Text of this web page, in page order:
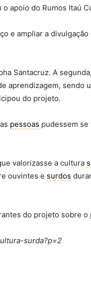
apoio do Rumos Itaú
e ampliar a divulgação
Santacruz. A
aprendizagem, sendo
do projeto.
pessoas pudessem
valorizasse a cultura
ouvintes e surdos
do projeto sobre o
surda?p=2